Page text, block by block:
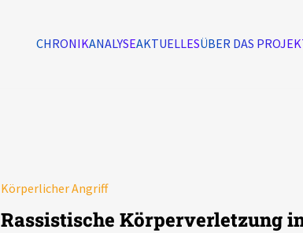
CHRONIKANALYSEAKTUELLESÜBER DAS
Körperlicher Angriff
Rassistische Körperverletzung